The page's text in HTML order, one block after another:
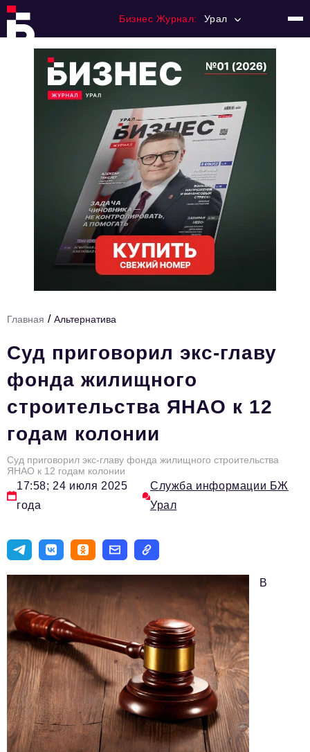
Бизнес Журнал: Урал
Тема номера
Инфраструктура развития
Технологии и тренды
Ниши и рынки
Цитаты
Туризм
Новости
Импортозамещение
ИННОПРОМ
Топ-100 влиятельных людей Свердловской области
Видео
ТОП-100 влиятельных людей — 2025
Телефон редакции:+7 495 727-01-67
Электронные почты редакции:
Информационный отдел
info@business-magazine.online
Отдел рекламы
reklama@business-magazine.online
Главная / Альтернатива
Суд приговорил экс-главу
фонда жилищного
строительства ЯНАО к 12
годам колонии
Суд приговорил экс-главу фонда жилищного строительства
ЯНАО к 12 годам колонии
17:58; 24 июля 2025
года
Служба информации БЖ
Урал
В